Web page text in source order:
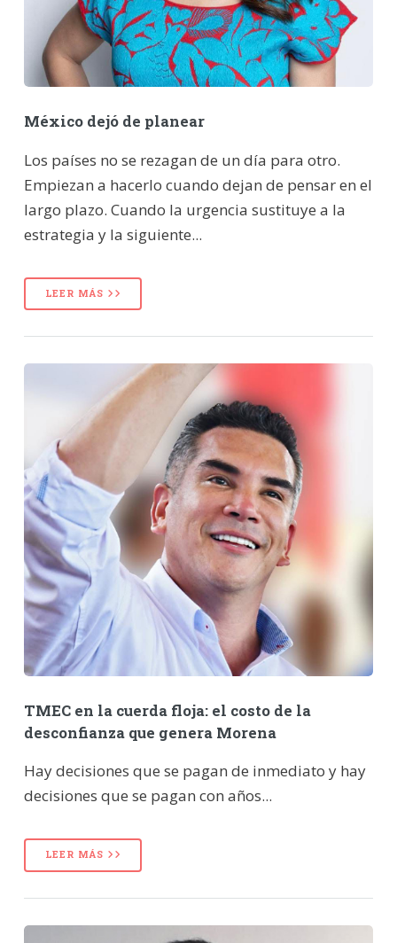
México dejó de planear
Los países no se rezagan de un día para otro.
Empiezan a hacerlo cuando dejan de pensar en el
largo plazo. Cuando la urgencia sustituye a la
estrategia y la siguiente...
LEER MÁS
TMEC en la cuerda floja: el costo de la
desconfianza que genera Morena
Hay decisiones que se pagan de inmediato y hay
decisiones que se pagan con años...
LEER MÁS